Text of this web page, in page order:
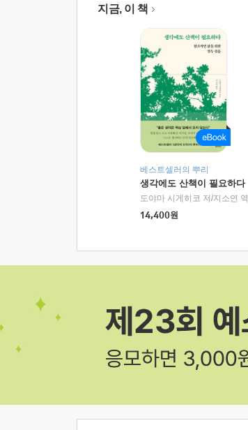
지금, 이 책
베스트셀러의 뿌리
생각에도 산책이 필요하다
도야마 시게히코 저/지소연 역
14,400원